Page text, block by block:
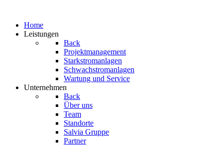
Home
Leistungen
Back
Projektmanagement
Starkstromanlagen
Schwachstromanlagen
Wartung und Service
Unternehmen
Back
Über uns
Team
Standorte
Salvia Gruppe
Partner